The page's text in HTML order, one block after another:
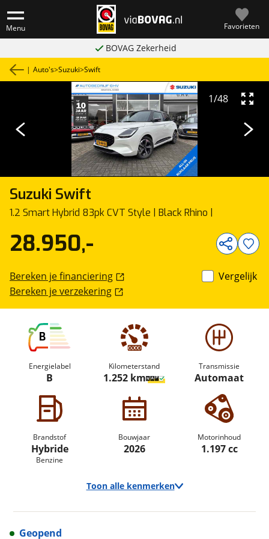
Menu Favorieten
BOVAG Zekerheid
| Auto's>Suzuki>Swift
Suzuki Swift
1.2 Smart Hybrid 83pk CVT Style | Black Rhino |
1/48
B
Energielabel
B
Kilometerstand
1.252 km
Transmissie
Automaat
Brandstof
Hybride
Benzine
Bouwjaar
2026
Motorinhoud
1.197 cc
Toon alle kenmerken
28.950,-
Bereken je financiering
Bereken je verzekering
Vergelijk
Geopend